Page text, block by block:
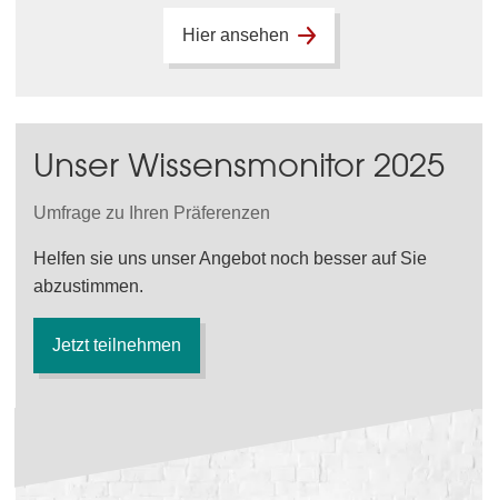
Hier ansehen
Unser Wissensmonitor 2025
Umfrage zu Ihren Präferenzen
Helfen sie uns unser Angebot noch besser auf Sie
abzustimmen.
Jetzt teilnehmen